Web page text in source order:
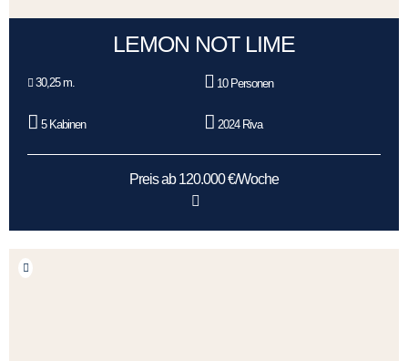
LEMON NOT LIME
30,25 m. 10 Personen
5 Kabinen 2024 Riva
Preis ab 120.000 €/Woche